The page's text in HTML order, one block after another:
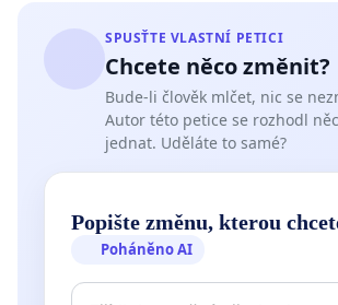
SPUSŤTE VLASTNÍ PETICI
Chcete něco změnit?
Bude-li člověk mlčet, nic se
Autor této petice se rozhodl
jednat. Uděláte to samé?
Popište změnu, kterou
Poháněno AI